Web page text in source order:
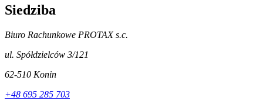
Siedziba
Biuro Rachunkowe PROTAX s.c.
ul. Spółdzielców 3/121
62-510 Konin
+48 695 285 703